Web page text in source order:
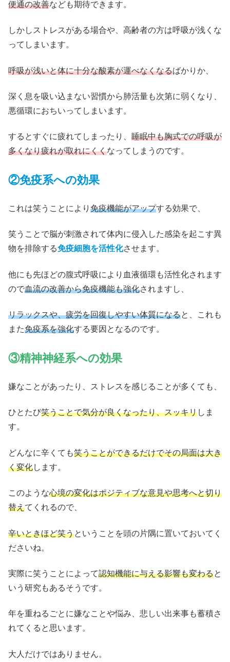
便通の改善なども期待できます。
しかしストレスがある場合や、高齢者の方は呼吸が浅くな
ってしまいます。
呼吸が浅いと体に十分な酸素が運べなくなるばかりか、
深く息を吸い込まない習慣から肺活量も次第に弱くなり、
悪循環におちいってしまいます。
するとすぐに疲れてしまったり、 睡眠中も胸式での呼吸が
多くなり疲れが取れにくくなってしまうのです。
②免疫系への効果
これは笑うことにより 免疫機能がアップする効果で、
笑うことで脳が刺激されて体内に侵入した感染を起こす異
物を排除する免疫細胞を活性化させます。
他にも先ほどの腹式呼吸により血液循環も活性化されます
ので血流の改善から免疫機能も強化されますし、
リラックスや、疲労を回復しやすい体質になると、これも
また免疫系を強化する要因となるのです。
③精神神経系への効果
嫌なことがあったり、ストレスを感じることが多くても、
ひとたび笑うことで気分が良くなったり、スッキリしま
す。
どんなに辛くても笑うことができるだけでその局面は大き
く変化します。
このような心境の変化はポジティブな意見や思考へと切り
替えてくれるので、
辛いときほど笑うということを頭の片隅に置いておいてく
ださいね。
実際に笑うことによって認知機能に与える影響も変わると
いう研究もあるそうです。
年を重ねるごとに嫌なことや悩み、悲しい出来事も蓄積さ
れてくると思います。
大人だけではありません。